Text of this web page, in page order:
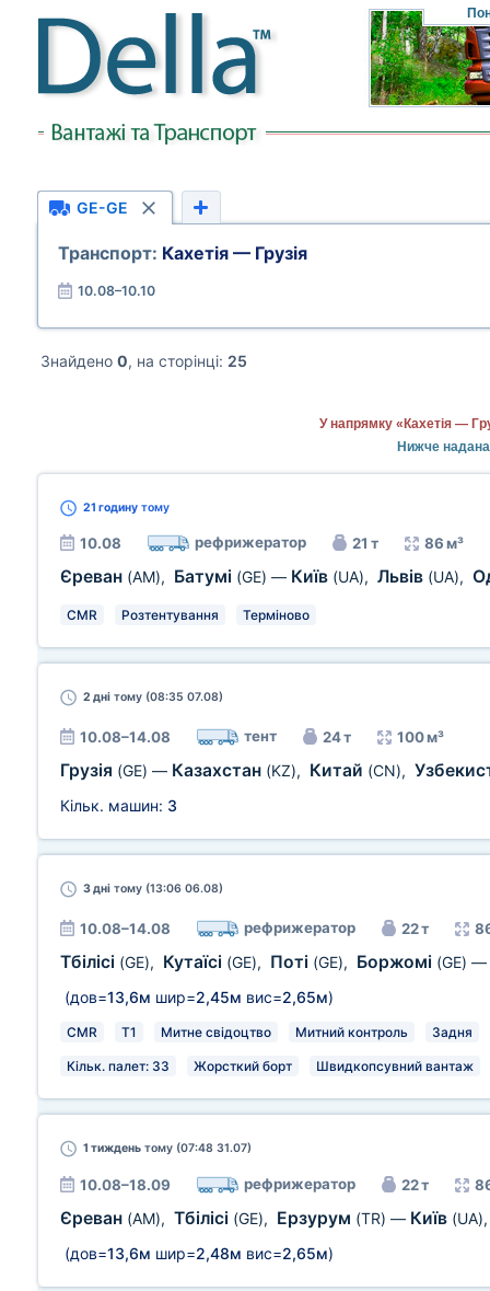
GE-GE
Транспорт: Кахетія — Грузія
10.08–10.10
Знайдено 0, на сторінці: 25
У напрямку «Кахетія —
Нижче надана
21 годину тому
10.08 рефрижератор 21 т 86 м³
Єреван (AM), Батумі (GE) — Київ (UA), Львів (UA),
CMR Розтентування Терміново
2 дні тому (08:35 07.08)
10.08–14.08 тент 24 т 100 м³
Грузія (GE) — Казахстан (KZ), Китай (CN),
Кільк. машин: 3
3 дні тому (13:06 06.08)
10.08–14.08 рефрижератор 22 т
Тбілісі (GE), Кутаїсі (GE), Поті (GE), Боржомі (GE) —
(дов=13,6м шир=2,45м вис=2,65м)
CMR T1 Митне свідоцтво Митний контроль Задня
Кільк. палет: 33 Жорсткий борт Швидкопсувний вантаж
1 тиждень тому (07:48 31.07)
10.08–18.09 рефрижератор 22 т
Єреван (AM), Тбілісі (GE), Ерзурум (TR) — Київ (UA)
(дов=13,6м шир=2,48м вис=2,65м)